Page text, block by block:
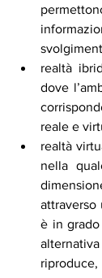
realtà
dove
reale e
realtà
nella
attraverso
è in